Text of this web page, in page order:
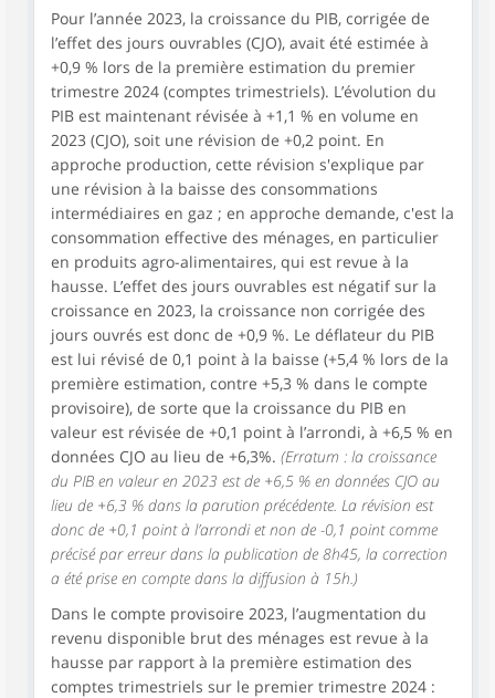
Pour l’année 2023, la croissance du PIB, corrigée de
l’effet des jours ouvrables (CJO), avait été estimée à
+0,9 % lors de la première estimation du premier
trimestre 2024 (comptes trimestriels). L’évolution du
PIB est maintenant révisée à +1,1 % en volume en
2023 (CJO), soit une révision de +0,2 point. En
approche production, cette révision s'explique par
une révision à la baisse des consommations
intermédiaires en gaz ; en approche demande, c'est la
consommation effective des ménages, en particulier
en produits agro-alimentaires, qui est revue à la
hausse. L’effet des jours ouvrables est négatif sur la
croissance en 2023, la croissance non corrigée des
jours ouvrés est donc de +0,9 %. Le déflateur du PIB
est lui révisé de 0,1 point à la baisse (+5,4 % lors de la
première estimation, contre +5,3 % dans le compte
provisoire), de sorte que la croissance du PIB en
valeur est révisée de +0,1 point à l’arrondi, à +6,5 % en
données CJO au lieu de +6,3%. (Erratum : la croissance
du PIB en valeur en 2023 est de +6,5 % en données CJO au
lieu de +6,3 % dans la parution précédente. La révision est
donc de +0,1 point à l’arrondi et non de -0,1 point comme
précisé par erreur dans la publication de 8h45, la correction
a été prise en compte dans la diffusion à 15h.)
Dans le compte provisoire 2023, l’augmentation du
revenu disponible brut des ménages est revue à la
hausse par rapport à la première estimation des
comptes trimestriels sur le premier trimestre 2024 :